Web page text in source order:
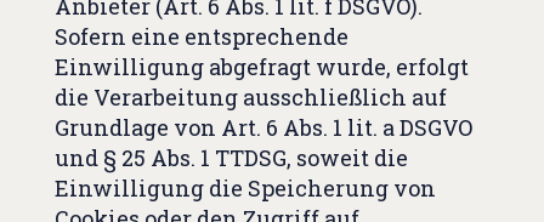
Anbieter (Art. 6 Abs. 1 lit. f DSGVO).
Sofern eine entsprechende
Einwilligung abgefragt wurde, erfolgt
die Verarbeitung ausschließlich auf
Grundlage von Art. 6 Abs. 1 lit. a DSGVO
und § 25 Abs. 1 TTDSG, soweit die
Einwilligung die Speicherung von